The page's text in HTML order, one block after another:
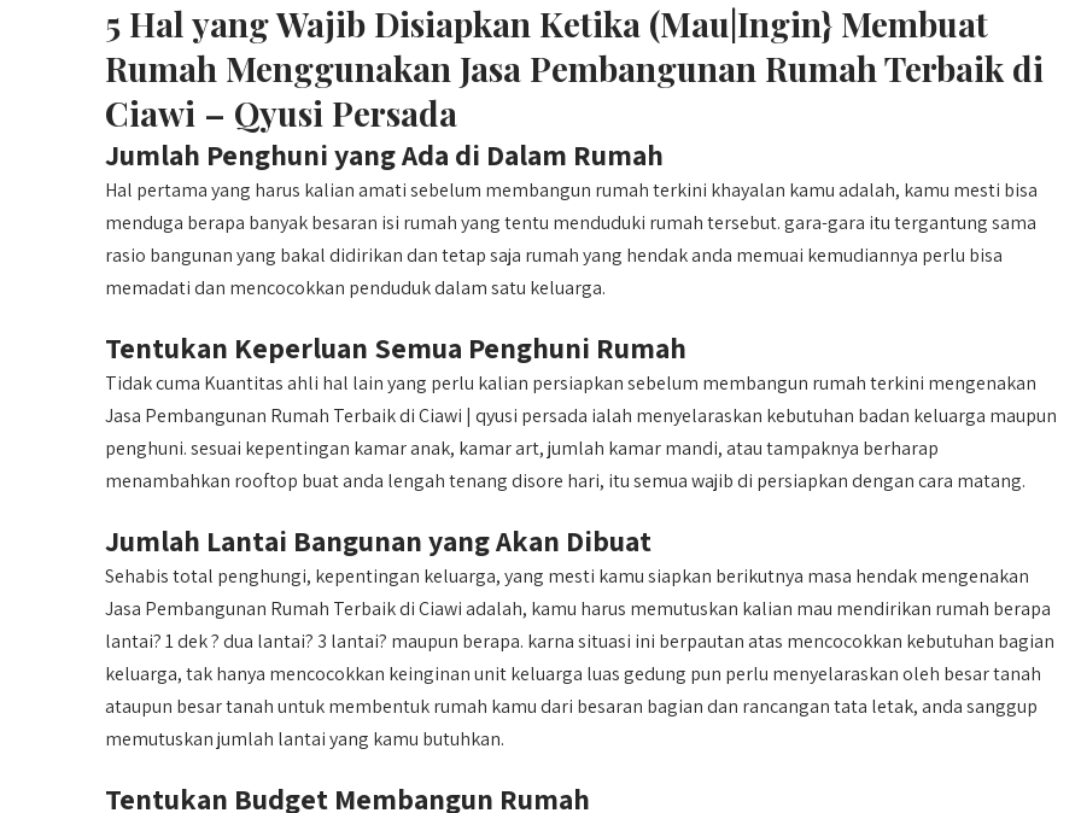
5 Hal yang Wajib Disiapkan Ketika (Mau|Ingin} Membuat
Rumah Menggunakan Jasa Pembangunan Rumah Terbaik di
Ciawi – Qyusi Persada
Jumlah Penghuni yang Ada di Dalam Rumah
Hal pertama yang harus kalian amati sebelum membangun rumah terkini khayalan kamu adalah, kamu mesti bisa
menduga berapa banyak besaran isi rumah yang tentu menduduki rumah tersebut. gara-gara itu tergantung sama
rasio bangunan yang bakal didirikan dan tetap saja rumah yang hendak anda memuai kemudiannya perlu bisa
memadati dan mencocokkan penduduk dalam satu keluarga.
Tentukan Keperluan Semua Penghuni Rumah
Tidak cuma Kuantitas ahli hal lain yang perlu kalian persiapkan sebelum membangun rumah terkini mengenakan
Jasa Pembangunan Rumah Terbaik di Ciawi | qyusi persada ialah menyelaraskan kebutuhan badan keluarga maupun
penghuni. sesuai kepentingan kamar anak, kamar art, jumlah kamar mandi, atau tampaknya berharap
menambahkan rooftop buat anda lengah tenang disore hari, itu semua wajib di persiapkan dengan cara matang.
Jumlah Lantai Bangunan yang Akan Dibuat
Sehabis total penghungi, kepentingan keluarga, yang mesti kamu siapkan berikutnya masa hendak mengenakan
Jasa Pembangunan Rumah Terbaik di Ciawi adalah, kamu harus memutuskan kalian mau mendirikan rumah berapa
lantai? 1 dek ? dua lantai? 3 lantai? maupun berapa. karna situasi ini berpautan atas mencocokkan kebutuhan bagian
keluarga, tak hanya mencocokkan keinginan unit keluarga luas gedung pun perlu menyelaraskan oleh besar tanah
ataupun besar tanah untuk membentuk rumah kamu dari besaran bagian dan rancangan tata letak, anda sanggup
memutuskan jumlah lantai yang kamu butuhkan.
Tentukan Budget Membangun Rumah